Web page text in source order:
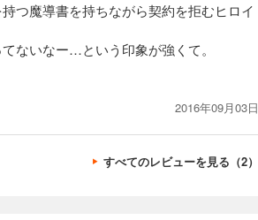
つ魔導書を持ちながら契約を拒むヒロイ
ないなー…という印象が強くて。
2016年09月03日
すべてのレビューを見る（2）